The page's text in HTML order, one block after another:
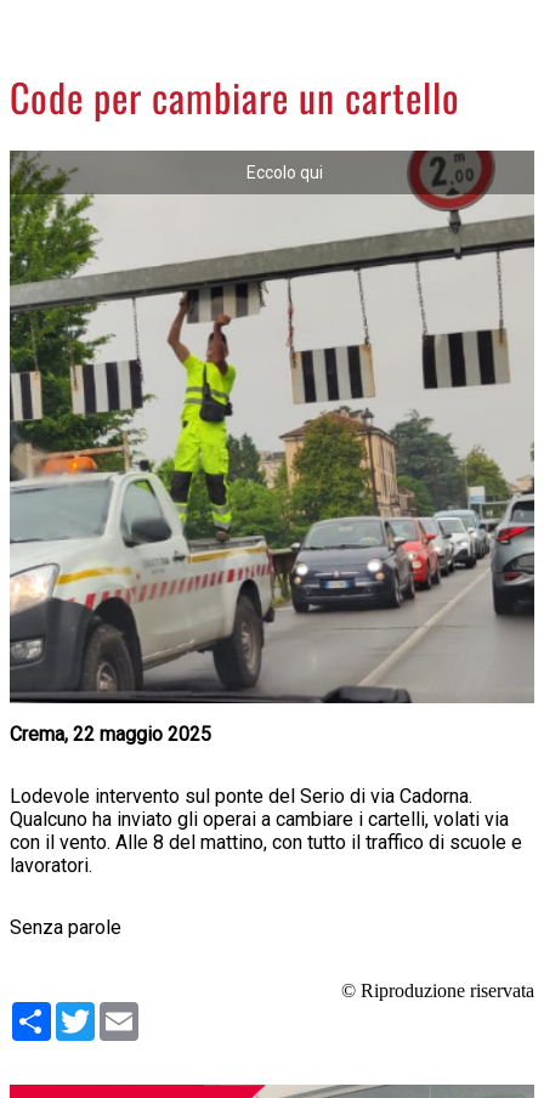
LA PIAZZA
ANIMALI
NECROLOGI
ACCEDI
Code per cambiare un cartello
Eccolo qui
Crema, 22 maggio 2025
Lodevole intervento sul ponte del Serio di via Cadorna.
Qualcuno ha inviato gli operai a cambiare i cartelli, volati via
con il vento. Alle 8 del mattino, con tutto il traffico di scuole e
lavoratori.
Senza parole
© Riproduzione riservata
Condividi
Twitter